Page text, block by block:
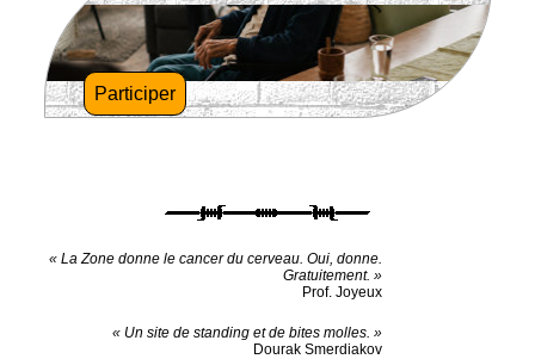
Participer
« La Zone donne le cancer du cerveau. Oui, donne.
Gratuitement. »
Prof. Joyeux
« Un site de standing et de bites molles. »
Dourak Smerdiakov